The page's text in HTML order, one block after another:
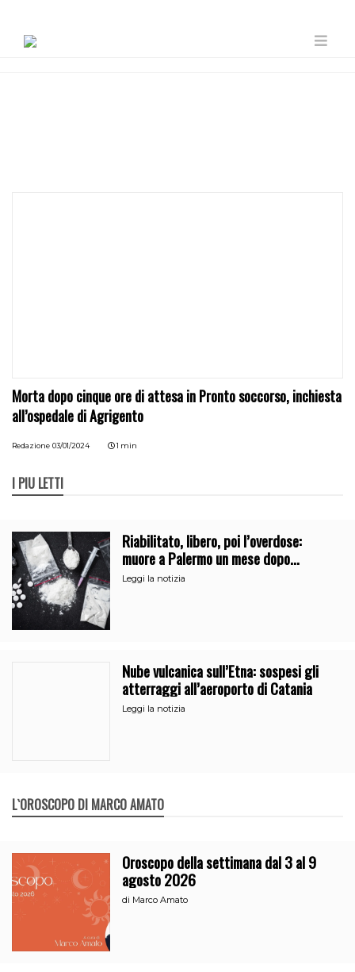
Morta dopo cinque ore di attesa in Pronto soccorso, inchiesta
all’ospedale di Agrigento
Redazione 03/01/2024 1 min
I PIÙ LETTI
Riabilitato, libero, poi l’overdose:
muore a Palermo un mese dopo
l’uscita dalla comunità
Leggi la notizia
Nube vulcanica sull’Etna: sospesi gli
atterraggi all’aeroporto di Catania
Leggi la notizia
L`OROSCOPO DI MARCO AMATO
Oroscopo della settimana dal 3 al 9
agosto 2026
di Marco Amato